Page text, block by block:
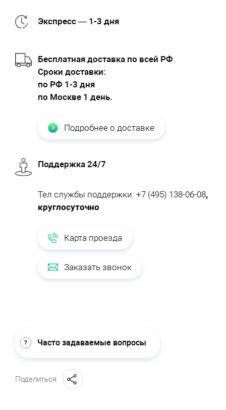
Экспресс — 1-3 дня
Бесплатная доставка по всей РФ
Cроки доставки:
по РФ 1-3 дня
по Москве 1 день.
Подробнее о доставке
Поддержка 24/7
Тел службы поддержки: +7 (495) 138-06-08,
круглосуточно
Карта проезда
Заказать звонок
Часто задаваемые вопросы
Поделиться